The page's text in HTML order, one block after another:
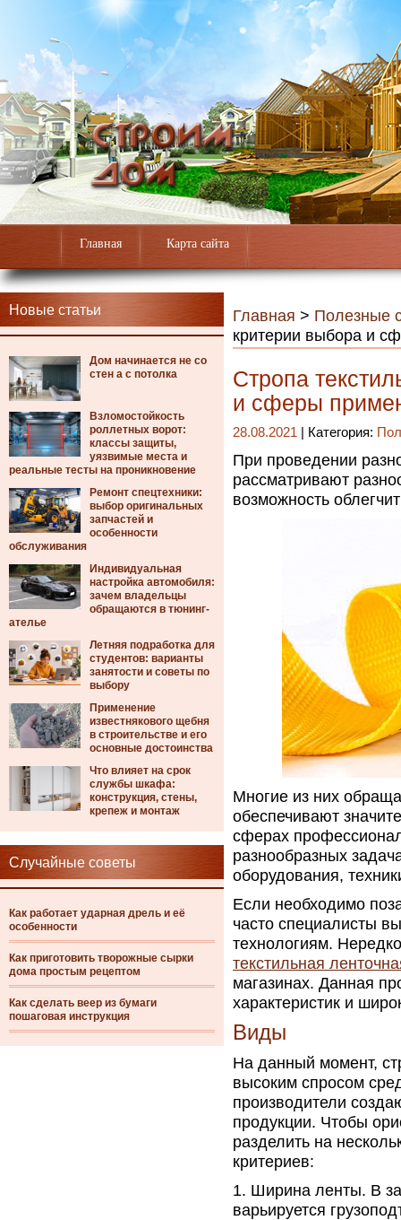
Главная Карта сайта
Новые статьи
Дом начинается не со
стен а с потолка
Взломостойкость
роллетных ворот:
классы защиты,
уязвимые места и
реальные тесты на проникновение
Ремонт спецтехники:
выбор оригинальных
запчастей и
особенности
обслуживания
Индивидуальная
настройка автомобиля:
зачем владельцы
обращаются в тюнинг-
ателье
Летняя подработка для
студентов: варианты
занятости и советы по
выбору
Применение
известнякового щебня
в строительстве и его
основные достоинства
Что влияет на срок
службы шкафа:
конструкция, стены,
крепеж и монтаж
Случайные советы
Как работает ударная дрель и её
особенности
Как приготовить творожные сырки
дома простым рецептом
Как сделать веер из бумаги
пошаговая инструкция
Главная > Полезные
критерии выбора и
Стропа
и сферы
28.08.2021 | Категория:
При проведении
рассматривают
возможность
Многие из них
обеспечивают
сферах
разнообразных
оборудования,
Если необходимо
часто специалисты
технологиям.
текстильная
магазинах. Данная
характеристик и
Виды
На данный момент,
высоким спросом
производители
продукции. Чтобы
разделить на
критериев:
Ширина ленты. В
варьируется